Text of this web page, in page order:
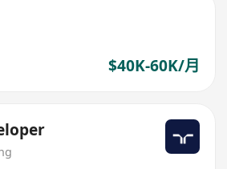
$40K-60K/月